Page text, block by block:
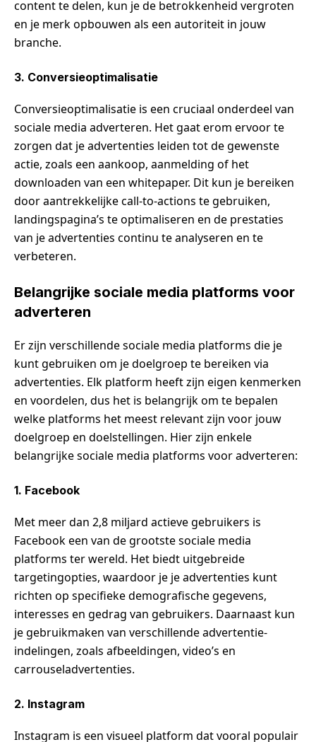
content te delen, kun je de betrokkenheid vergroten
en je merk opbouwen als een autoriteit in jouw
branche.
3. Conversieoptimalisatie
Conversieoptimalisatie is een cruciaal onderdeel van
sociale media adverteren. Het gaat erom ervoor te
zorgen dat je advertenties leiden tot de gewenste
actie, zoals een aankoop, aanmelding of het
downloaden van een whitepaper. Dit kun je bereiken
door aantrekkelijke call-to-actions te gebruiken,
landingspagina’s te optimaliseren en de prestaties
van je advertenties continu te analyseren en te
verbeteren.
Belangrijke sociale media platforms voor
adverteren
Er zijn verschillende sociale media platforms die je
kunt gebruiken om je doelgroep te bereiken via
advertenties. Elk platform heeft zijn eigen kenmerken
en voordelen, dus het is belangrijk om te bepalen
welke platforms het meest relevant zijn voor jouw
doelgroep en doelstellingen. Hier zijn enkele
belangrijke sociale media platforms voor adverteren:
1. Facebook
Met meer dan 2,8 miljard actieve gebruikers is
Facebook een van de grootste sociale media
platforms ter wereld. Het biedt uitgebreide
targetingopties, waardoor je je advertenties kunt
richten op specifieke demografische gegevens,
interesses en gedrag van gebruikers. Daarnaast kun
je gebruikmaken van verschillende advertentie-
indelingen, zoals afbeeldingen, video’s en
carrouseladvertenties.
2. Instagram
Instagram is een visueel platform dat vooral populair